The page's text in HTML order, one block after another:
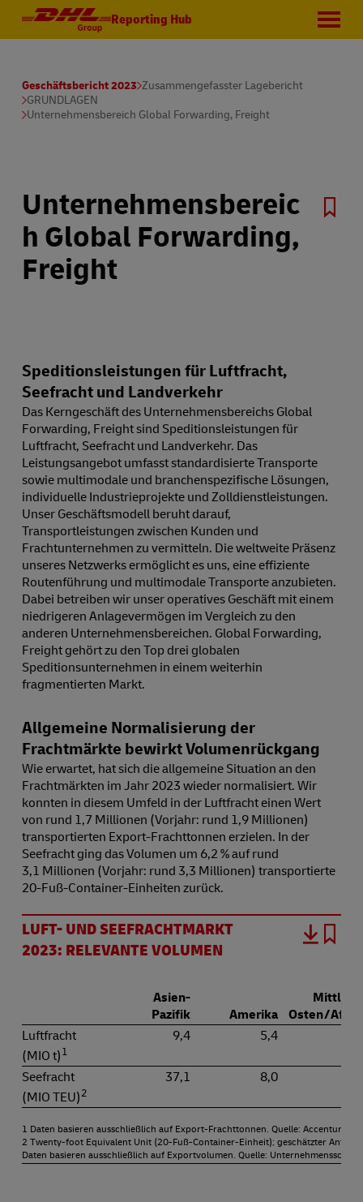
Reporting Hub
Geschäftsbericht 2023 Zusammengefasster Lagebericht
GRUNDLAGEN
Unternehmensbereich Global Forwarding, Freight
Unternehmensbereic
h Global Forwarding,
Freight
Speditionsleistungen für Luftfracht,
Seefracht und Landverkehr
Das Kerngeschäft des Unternehmensbereichs Global
Forwarding, Freight sind Speditionsleistungen für
Luftfracht, Seefracht und Landverkehr. Das
Leistungsangebot umfasst standardisierte Transporte
sowie multimodale und branchenspezifische Lösungen,
individuelle Industrieprojekte und Zolldienstleistungen.
Unser Geschäftsmodell beruht darauf,
Transportleistungen zwischen Kunden und
Frachtunternehmen zu vermitteln. Die weltweite Präsenz
unseres Netzwerks ermöglicht es uns, eine effiziente
Routenführung und multimodale Transporte anzubieten.
Dabei betreiben wir unser operatives Geschäft mit einem
niedrigeren Anlagevermögen im Vergleich zu den
anderen Unternehmensbereichen. Global Forwarding,
Freight gehört zu den Top drei globalen
Speditionsunternehmen in einem weiterhin
fragmentierten Markt.
Allgemeine Normalisierung der
Frachtmärkte bewirkt Volumenrückgang
Wie erwartet, hat sich die allgemeine Situation an den
Frachtmärkten im Jahr 2023 wieder normalisiert. Wir
konnten in diesem Umfeld in der Luftfracht einen Wert
von rund 1,7 Millionen (Vorjahr: rund 1,9 Millionen)
transportierten Export-Frachttonnen erzielen. In der
Seefracht ging das Volumen um 6,2 % auf rund
3,1 Millionen (Vorjahr: rund 3,3 Millionen) transportierte
20-Fuß-Container-Einheiten zurück.
LUFT- UND SEEFRACHTMARKT
2023: RELEVANTE VOLUMEN
Asien-
Pazifik
Amerika Osten /
Luftfracht
(MIO t)1
9,4 5,4
Seefracht
(MIO TEU)2
37,1 8,0
1 Daten basieren ausschließlich auf Export-Frachttonnen. Quelle: Accenture,
2 Twenty-foot Equivalent Unit (20-Fuß-Container-Einheit); geschätzter Anteil
Daten basieren ausschließlich auf Exportvolumen. Quelle: